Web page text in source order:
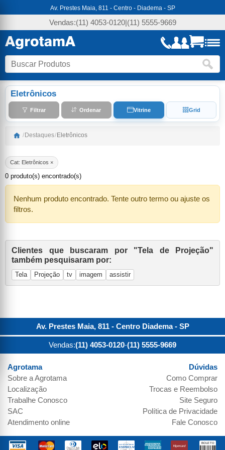
Av. Prestes Maia, 811 - Centro - Diadema - SP
Vendas:(11) 4053-0120|(11) 5555-9669
Eletrônicos
Filtrar Ordenar Vitrine Grid
/ Destaques/ Eletrônicos
Cat: Eletrônicos ×
0 produto(s) encontrado(s)
Nenhum produto encontrado. Tente outro termo ou ajuste os
filtros.
Clientes que buscaram por "Tela de Projeção"
também pesquisaram por:
Tela Projeção tv imagem assistir
Av. Prestes Maia, 811 - Centro Diadema- SP
Vendas:(11) 4053-0120-(11) 5555-9669
Agrotama
Sobre aAgrotama
Localização
Trabalhe Conosco
SAC
Atendimento online
Dúvidas
Como Comprar
Trocas e Reembolso
Site Seguro
Política de Privacidade
Fale Conosco